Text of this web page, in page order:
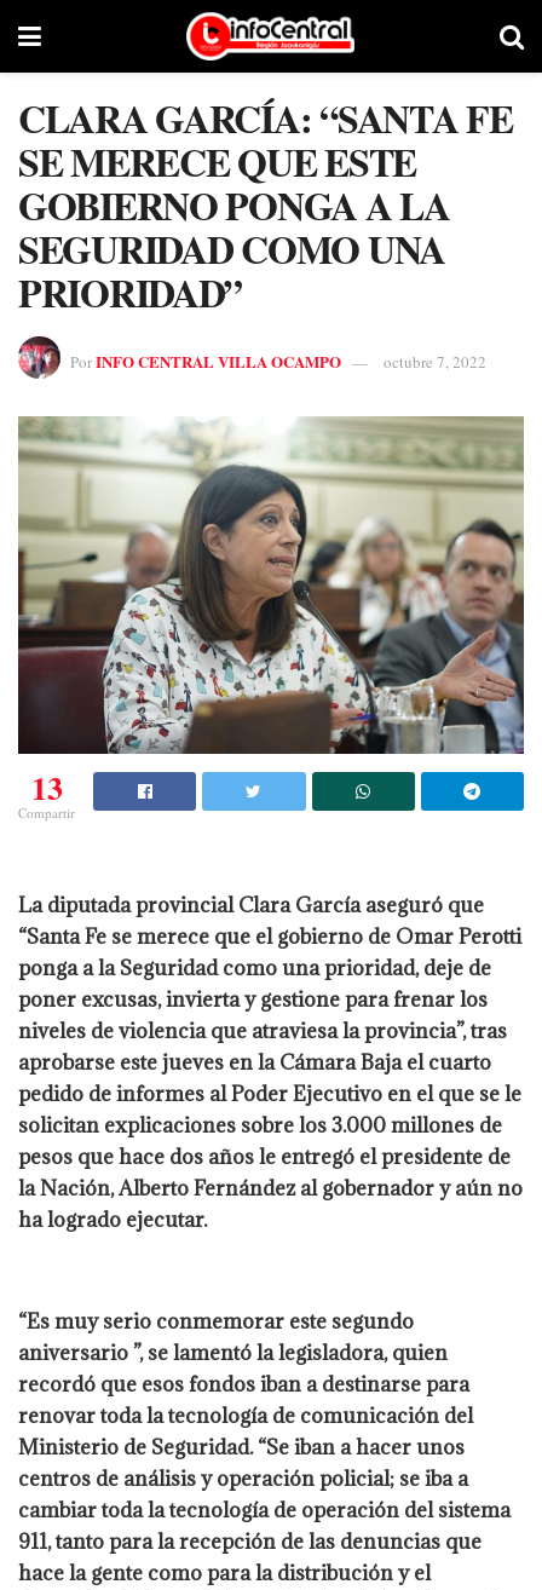
CLARA GARCÍA: “SANTA FE
SE MERECE QUE ESTE
GOBIERNO PONGA A LA
SEGURIDAD COMO UNA
PRIORIDAD”
PorINFO CENTRAL VILLA OCAMPO octubre 7, 2022
13
Compartir
La diputada provincial Clara García aseguró que
“Santa Fe se merece que el gobierno de Omar Perotti
ponga a la Seguridad como una prioridad, deje de
poner excusas, invierta y gestione para frenar los
niveles de violencia que atraviesa la provincia”, tras
aprobarse este jueves en la Cámara Baja el cuarto
pedido de informes al Poder Ejecutivo en el que se le
solicitan explicaciones sobre los 3.000 millones de
pesos que hace dos años le entregó el presidente de
la Nación, Alberto Fernández al gobernador y aún no
ha logrado ejecutar.
“Es muy serio conmemorar este segundo
aniversario ”, se lamentó la legisladora, quien
recordó que esos fondos iban a destinarse para
renovar toda la tecnología de comunicación del
Ministerio de Seguridad. “Se iban a hacer unos
centros de análisis y operación policial; se iba a
cambiar toda la tecnología de operación del sistema
911, tanto para la recepción de las denuncias que
hace la gente como para la distribución y el